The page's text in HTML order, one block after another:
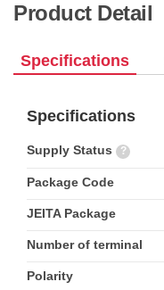
Product Detail
Specifications
Specifications
Supply Status ?
Package Code
JEITA Package
Number of terminal
Polarity